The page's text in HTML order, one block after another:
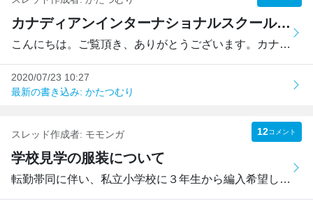
カナディアンインターナショナルスクールについて
こんにちは。ご覧頂き、ありがとうございます。カナディアン...
2020/07/23 10:27
最新の書き込み: かたつむり
スレッド作成者: モモンガ 12コメント
学校見学の服装について
転勤帯同に伴い、私立小学校に３年生から編入希望しておりま...